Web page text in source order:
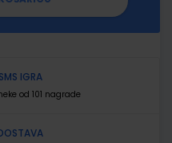
IGRA
od 101 nagrade